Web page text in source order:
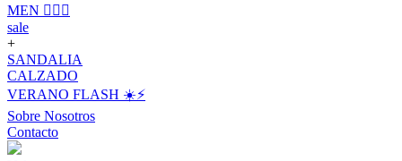
MEN 🙋🏽‍♂️
sale
+
SANDALIA
CALZADO
VERANO FLASH ☀️⚡️
Sobre Nosotros
Contacto